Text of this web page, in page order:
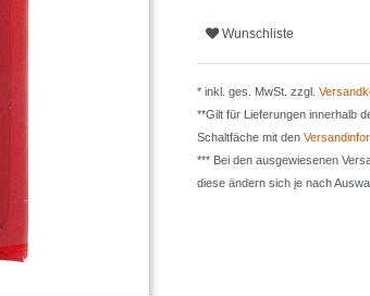
Wunschliste
* inkl. ges. MwSt. zzgl.
**Gilt für Lieferungen innerhalb
Schaltfäche mit den
*** Bei den ausgewiesenen
diese ändern sich je nach